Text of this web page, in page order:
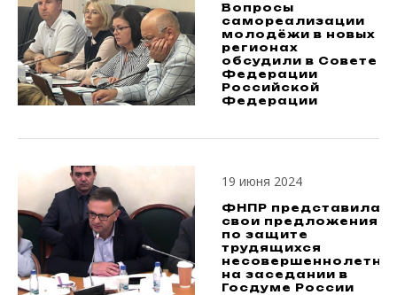
Вопросы
самореализации
молодёжи в новых
регионах
обсудили в Совете
Федерации
Российской
Федерации
19 июня 2024
ФНПР представила
свои предложения
по защите
трудящихся
на заседании в
Госдуме России